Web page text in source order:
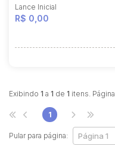
Lance Inicial
R$ 0,00
Exibindo 1 a 1 de 1 itens. Página
Pular para página:
1